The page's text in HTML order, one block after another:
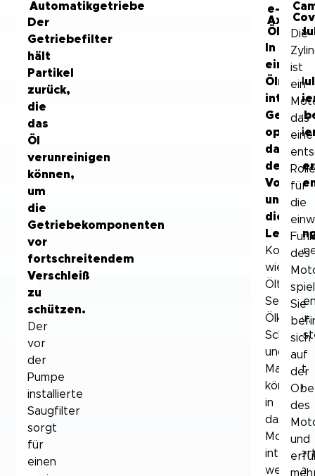
Automatikgetriebe
Der
Getriebefilter
hält
Partikel
zurück,
die
das
Öl
verunreinigen
können,
um
die
Getriebekomponenten
vor
fortschreitendem
Verschleiß
zu
schützen.
Der
vor
der
Pumpe
installierte
Saugfilter
sorgt
für
einen
e-
Axle
In
ein
Ölmodul
das
und
die
wie
Öltank,
Ölkühler,
und
Magnet
können
in
das
Modul
werden.
Die
ist
ein
das
eine
für
die
des
Sie
sich
auf
der
des
und